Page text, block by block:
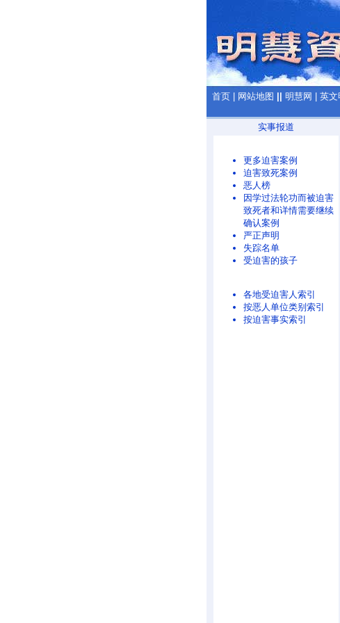
首页 网站地图 明慧网 英文
实事报道
更多迫害案例
迫害致死案例
恶人榜
因学过法轮功而被迫害
致死者和详情需要继续
确认案例
严正声明
失踪名单
受迫害的孩子
各地受迫害人索引
按恶人单位类别索引
按迫害事实索引